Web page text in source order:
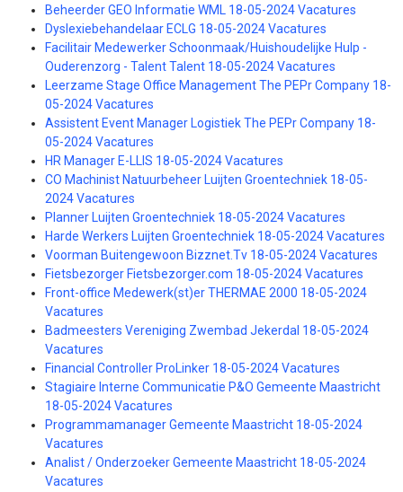
Beheerder GEO Informatie WML 18-05-2024 Vacatures
Dyslexiebehandelaar ECLG 18-05-2024 Vacatures
Facilitair Medewerker Schoonmaak/Huishoudelijke Hulp -
Ouderenzorg - Talent Talent 18-05-2024 Vacatures
Leerzame Stage Office Management The PEPr Company 18-
05-2024 Vacatures
Assistent Event Manager Logistiek The PEPr Company 18-
05-2024 Vacatures
HR Manager E-LLIS 18-05-2024 Vacatures
CO Machinist Natuurbeheer Luijten Groentechniek 18-05-
2024 Vacatures
Planner Luijten Groentechniek 18-05-2024 Vacatures
Harde Werkers Luijten Groentechniek 18-05-2024 Vacatures
Voorman Buitengewoon Bizznet.Tv 18-05-2024 Vacatures
Fietsbezorger Fietsbezorger.com 18-05-2024 Vacatures
Front-office Medewerk(st)er THERMAE 2000 18-05-2024
Vacatures
Badmeesters Vereniging Zwembad Jekerdal 18-05-2024
Vacatures
Financial Controller ProLinker 18-05-2024 Vacatures
Stagiaire Interne Communicatie P&O Gemeente Maastricht
18-05-2024 Vacatures
Programmamanager Gemeente Maastricht 18-05-2024
Vacatures
Analist / Onderzoeker Gemeente Maastricht 18-05-2024
Vacatures